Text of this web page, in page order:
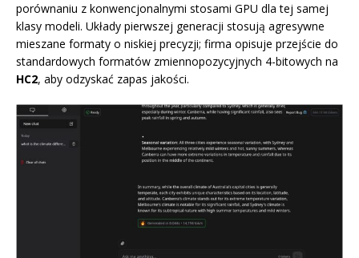
porównaniu z konwencjonalnymi stosami GPU dla tej samej
klasy modeli. Układy pierwszej generacji stosują agresywne
mieszane formaty o niskiej precyzji; firma opisuje przejście do
standardowych formatów zmiennopozycyjnych 4-bitowych na
HC2, aby odzyskać zapas jakości.